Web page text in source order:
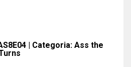
| Categoria: Ass the